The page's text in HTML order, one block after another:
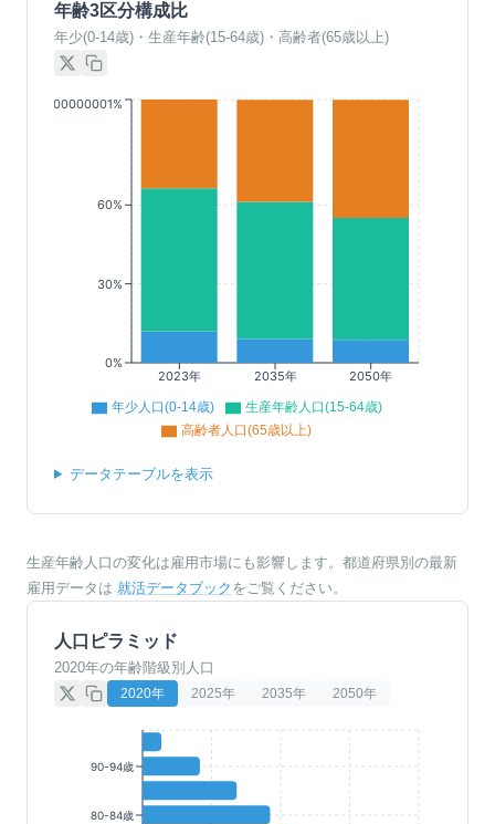
年齢3区分構成比
年少(0-14歳)・生産年齢(15-64歳)・高齢者(65歳以上)
2023年 2035年 2050年
0%
30%
60%
年少人口(0-14歳)
生産年齢人口(15-64歳)
高齢者人口(65歳以上)
データテーブルを表示
生産年齢人口の変化は雇用市場にも影響します。都道府県別の最新
雇用データは 就活データブック をご覧ください。
人口ピラミッド
2020年の年齢階級別人口
2020年 2025年 2035年 2050年
90-94歳
80-84歳